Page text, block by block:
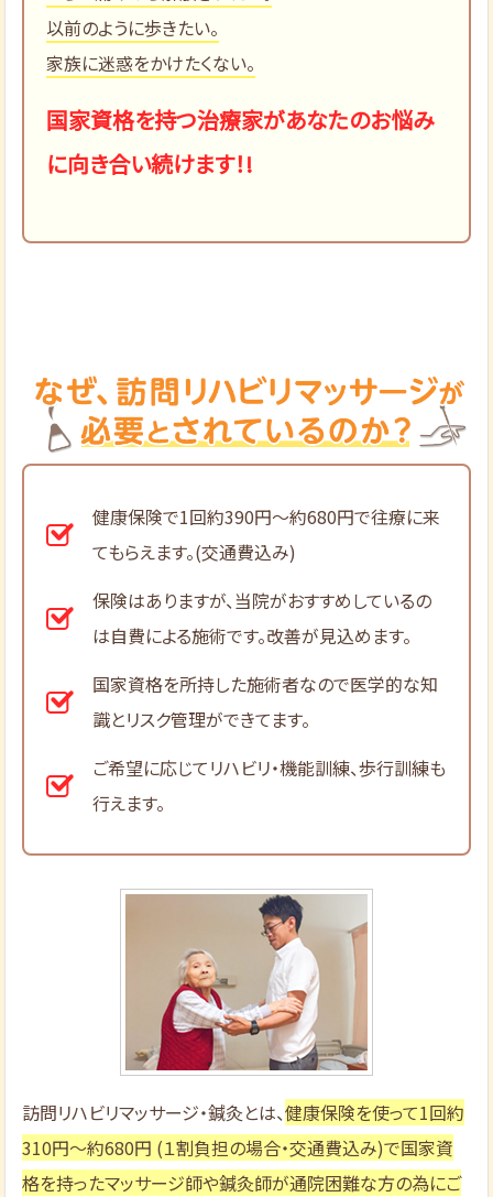
以前のように歩きたい。
家族に迷惑をかけたくない。
国家資格を持つ治療家があなたのお悩み
に向き合い続けます！!
健康保険で1回約390円～約680円で往療に来
てもらえます。(交通費込み)
保険はありますが、当院がおすすめしているの
は自費による施術です。改善が見込めます。
国家資格を所持した施術者なので医学的な知
識とリスク管理ができてます。
ご希望に応じてリハビリ・機能訓練、歩行訓練も
行えます。
訪問リハビリマッサージ・鍼灸とは、健康保険を使って1回約
310円～約680円 (１割負担の場合・交通費込み)で国家資
格を持ったマッサージ師や鍼灸師が通院困難な方の為にご